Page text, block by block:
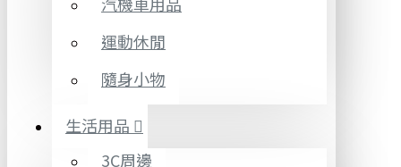
運動休閒
隨身小物
生活用品
3C周邊